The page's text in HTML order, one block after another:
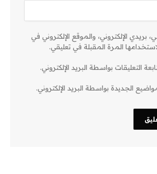
الإلكتروني، والموقع الإلكتروني في
المرة المقبلة في تعليقي.
التعليقات بواسطة البريد الإلكتروني.
الجديدة بواسطة البريد الإلكتروني.